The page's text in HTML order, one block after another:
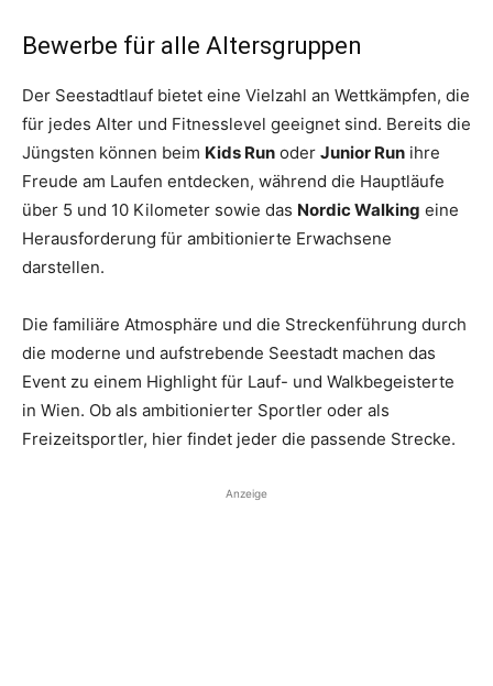
Bewerbe für alle Altersgruppen
Der Seestadtlauf bietet eine Vielzahl an Wettkämpfen, die
für jedes Alter und Fitnesslevel geeignet sind. Bereits die
Jüngsten können beim Kids Run oder Junior Run ihre
Freude am Laufen entdecken, während die Hauptläufe
über 5 und 10 Kilometer sowie das Nordic Walking eine
Herausforderung für ambitionierte Erwachsene
darstellen.
Die familiäre Atmosphäre und die Streckenführung durch
die moderne und aufstrebende Seestadt machen das
Event zu einem Highlight für Lauf- und Walkbegeisterte
in Wien. Ob als ambitionierter Sportler oder als
Freizeitsportler, hier findet jeder die passende Strecke.
Anzeige